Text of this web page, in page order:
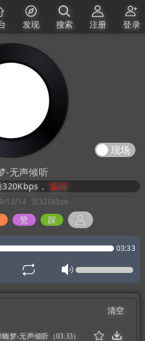
发现 搜索 注册 登录
现场
-无声倾听
320Kbps，返回
12/14 320Kbps
赞 踩
03:33
清空
梦-无声倾听（03:33）